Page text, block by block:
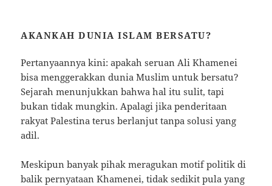
AKANKAH DUNIA ISLAM BERSATU?
Pertanyaannya kini: apakah seruan Ali Khamenei
bisa menggerakkan dunia Muslim untuk bersatu?
Sejarah menunjukkan bahwa hal itu sulit, tapi
bukan tidak mungkin. Apalagi jika penderitaan
rakyat Palestina terus berlanjut tanpa solusi yang
adil.
Meskipun banyak pihak meragukan motif politik di
balik pernyataan Khamenei, tidak sedikit pula yang